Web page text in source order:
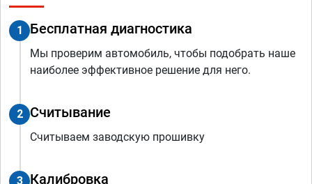
1 Бесплатная диагностика
Мы проверим автомобиль, чтобы подобрать наше
наиболее эффективное решение для него.
2 Считывание
Считываем заводскую прошивку
3 Калибровка